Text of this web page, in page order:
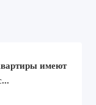
имеют